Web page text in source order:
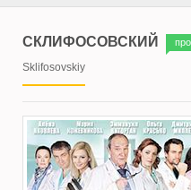
СКЛИФОСОВСКИЙ
Sklifosovskiy